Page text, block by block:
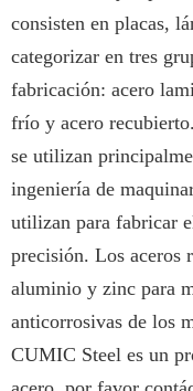
consisten en placas,
categorizar en tres
fabricación: acero
frío y acero
se utilizan
ingeniería de
utilizan para fabricar
precisión. Los aceros
aluminio y zinc para
anticorrosivas de los
CUMIC Steel es un